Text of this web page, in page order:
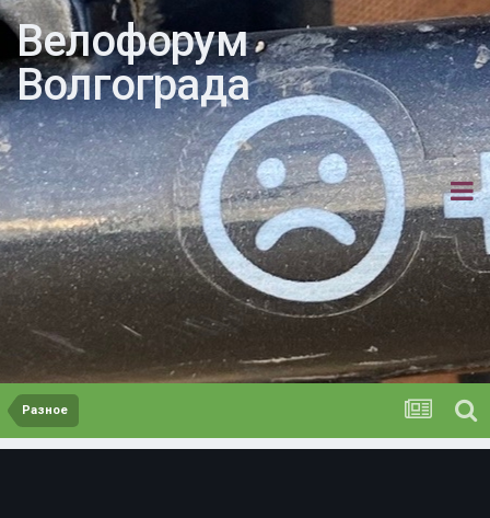
Велофорум
Волгограда
Разное